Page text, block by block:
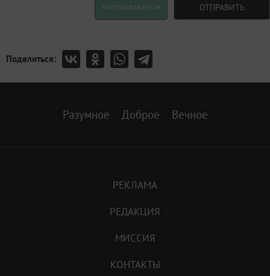
Авторизоваться ОТПРАВИТЬ
Поделиться:
Разумное Доброе Вечное
РЕКЛАМА
РЕДАКЦИЯ
МИССИЯ
КОНТАКТЫ